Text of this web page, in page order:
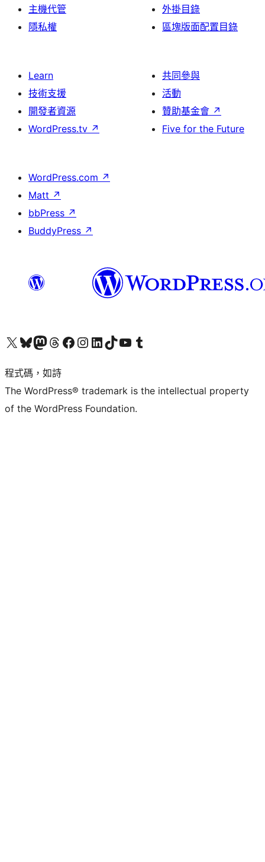
主機代管
隱私權
外掛目錄
區塊版面配置目錄
Learn
技術支援
開發者資源
WordPress.tv ↗
共同參與
活動
贊助基金會 ↗
Five for the Future
WordPress.com ↗
Matt ↗
bbPress ↗
BuddyPress ↗
查看我們的 X (之前的 Twitter) 帳號造訪我們的 Bluesky 帳號造訪我們的 Mastodon 帳號造訪我們的 Threads 帳號 造訪我們的 Facebook 粉絲專頁Visit our Instagram account
Visit our LinkedIn account
造訪我們的 TikTok 帳號Visit our YouTube channel
造訪我們的 Tumblr 帳號
程式碼，如詩
The WordPress® trademark is the intellectual property
of the WordPress Foundation.